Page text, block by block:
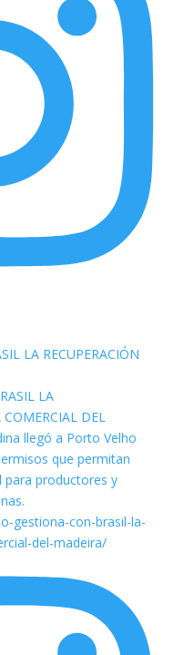
LA RECUPERACIÓN